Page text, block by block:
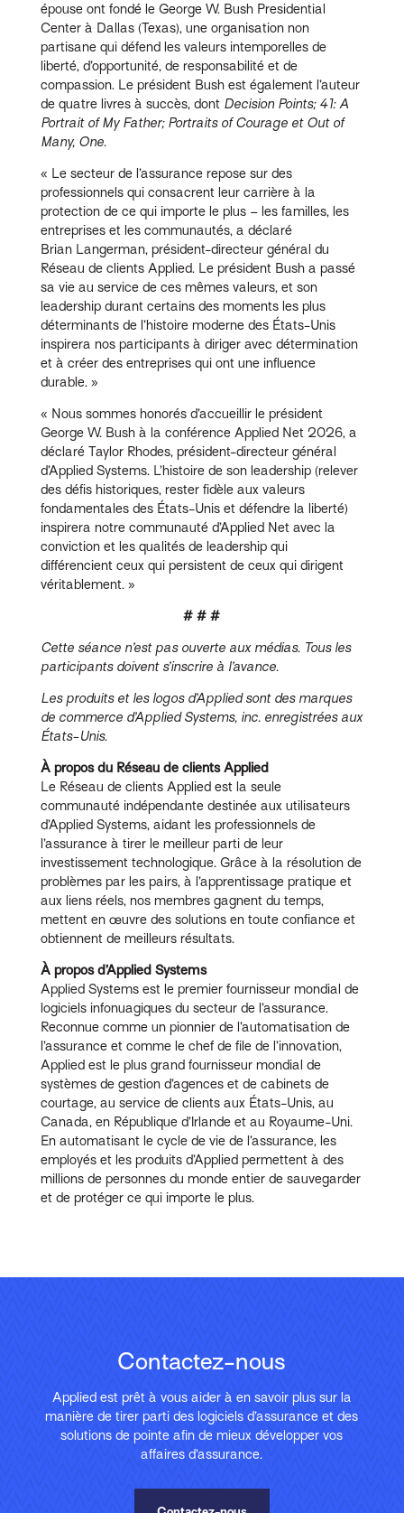
épouse ont fondé le George W. Bush Presidential
Center à Dallas (Texas), une organisation non
partisane qui défend les valeurs intemporelles de
liberté, d’opportunité, de responsabilité et de
compassion. Le président Bush est également l’auteur
de quatre livres à succès, dont Decision Points; 41: A
Portrait of My Father; Portraits of Courage et Out of
Many, One.
« Le secteur de l’assurance repose sur des
professionnels qui consacrent leur carrière à la
protection de ce qui importe le plus – les familles, les
entreprises et les communautés, a déclaré
Brian Langerman, président-directeur général du
Réseau de clients Applied. Le président Bush a passé
sa vie au service de ces mêmes valeurs, et son
leadership durant certains des moments les plus
déterminants de l’histoire moderne des États-Unis
inspirera nos participants à diriger avec détermination
et à créer des entreprises qui ont une influence
durable. »
« Nous sommes honorés d’accueillir le président
George W. Bush à la conférence Applied Net 2026, a
déclaré Taylor Rhodes, président-directeur général
d’Applied Systems. L’histoire de son leadership (relever
des défis historiques, rester fidèle aux valeurs
fondamentales des États-Unis et défendre la liberté)
inspirera notre communauté d’Applied Net avec la
conviction et les qualités de leadership qui
différencient ceux qui persistent de ceux qui dirigent
véritablement. »
# # #
Cette séance n’est pas ouverte aux médias. Tous les
participants doivent s’inscrire à l’avance.
Les produits et les logos d’Applied sont des marques
de commerce d’Applied Systems, inc. enregistrées aux
États-Unis.
À propos du Réseau de clients Applied
Le Réseau de clients Applied est la seule
communauté indépendante destinée aux utilisateurs
d’Applied Systems, aidant les professionnels de
l’assurance à tirer le meilleur parti de leur
investissement technologique. Grâce à la résolution de
problèmes par les pairs, à l’apprentissage pratique et
aux liens réels, nos membres gagnent du temps,
mettent en œuvre des solutions en toute confiance et
obtiennent de meilleurs résultats.
À propos d’Applied Systems
Applied Systems est le premier fournisseur mondial de
logiciels infonuagiques du secteur de l’assurance.
Reconnue comme un pionnier de l’automatisation de
l’assurance et comme le chef de file de l’innovation,
Applied est le plus grand fournisseur mondial de
systèmes de gestion d’agences et de cabinets de
courtage, au service de clients aux États-Unis, au
Canada, en République d’Irlande et au Royaume-Uni.
En automatisant le cycle de vie de l’assurance, les
employés et les produits d’Applied permettent à des
millions de personnes du monde entier de sauvegarder
et de protéger ce qui importe le plus.
Contactez-nous
Applied est prêt à vous aider à en savoir plus sur la
manière de tirer parti des logiciels d’assurance et des
solutions de pointe afin de mieux développer vos
affaires d’assurance.